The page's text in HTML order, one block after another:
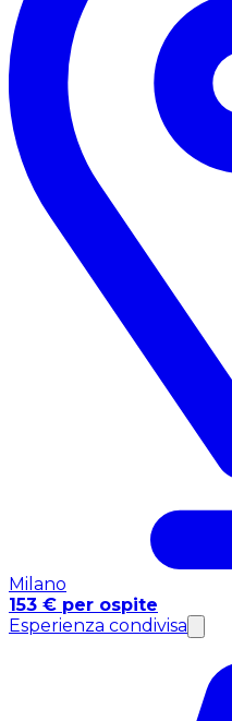
Milano
153 € per ospite
Esperienza condivisa